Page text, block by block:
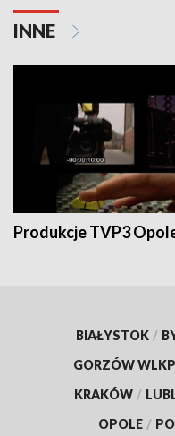
INNE
Produkcje TVP3
BIAŁYSTOK /
GORZÓW
KRAKÓW /
OPOLE /